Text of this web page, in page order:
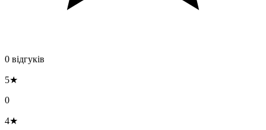
0 відгуків
5★
0
4★